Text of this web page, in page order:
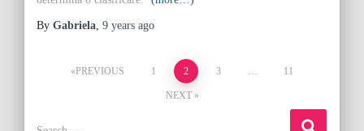
By Gabriela, 9 years ago
PostsPREVIOUS 1 2 3 … 11
NEXT
S